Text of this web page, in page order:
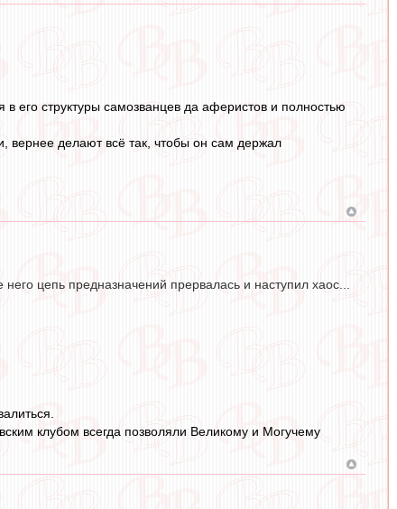
его структуры самозванцев да аферистов и полностью
вернее делают всё так, чтобы он сам держал
цепь предназначений прервалась и наступил хаос...
клубом всегда позволяли Великому и Могучему